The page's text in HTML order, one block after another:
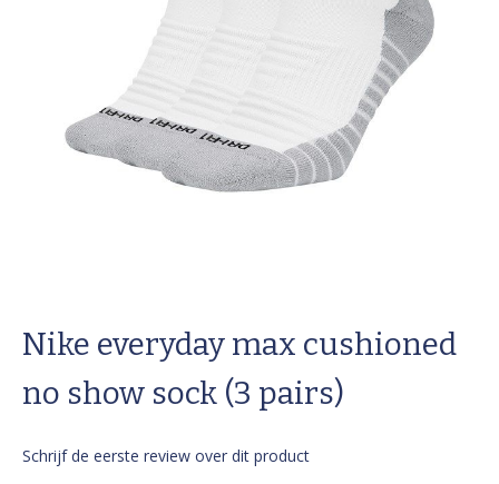
het
van
de
gallerij
Nike everyday max cushioned
no show sock (3 pairs)
Schrijf de eerste review over dit product